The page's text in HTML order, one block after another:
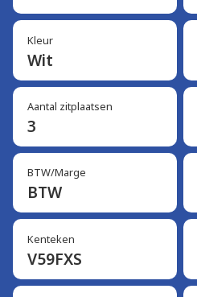
Kleur
Wit
Aantal zitplaatsen
3
BTW/Marge
BTW
Kenteken
V59FXS